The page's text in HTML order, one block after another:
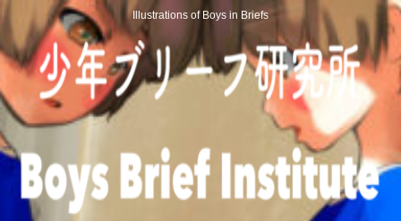
Illustrations of Boys in Briefs